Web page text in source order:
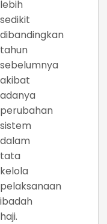
lebih
sedikit
dibandingkan
tahun
sebelumnya
akibat
adanya
perubahan
sistem
dalam
tata
kelola
pelaksanaan
ibadah
haji.